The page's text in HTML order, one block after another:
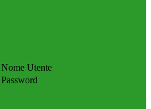
Nome Utente
Password